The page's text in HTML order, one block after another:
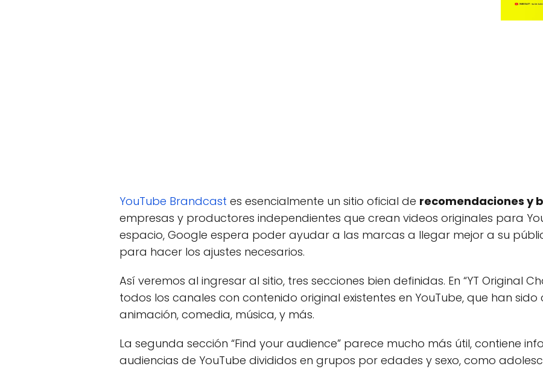
YouTube Brandcast es esencialmente un sitio oficial de recomendaciones y
empresas y productores independientes que crean videos originales para
espacio, Google espera poder ayudar a las marcas a llegar mejor a su
para hacer los ajustes necesarios.
Así veremos al ingresar al sitio, tres secciones bien definidas. En “YT Original
todos los canales con contenido original existentes en YouTube, que han
animación, comedia, música, y más.
La segunda sección “Find your audience” parece mucho más útil, contiene
audiencias de YouTube divididos en grupos por edades y sexo, como